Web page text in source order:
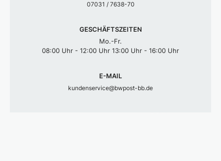
07031 / 7638-70
GESCHÄFTSZEITEN
Mo.-Fr.
08:00 Uhr - 12:00 Uhr 13:00 Uhr - 16:00 Uhr
E-MAIL
kundenservice@bwpost-bb.de